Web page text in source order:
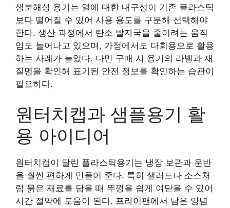
생분해성 용기는 열에 대한 내구성이 기존 플라스틱
보다 떨어질 수 있어 사용 용도를 구분해 선택해야
한다. 생산 과정에서 탄소 발자국을 줄이려는 움직
임도 늘어나고 있으며, 가정에서도 다회용으로 활용
하는 사례가 늘었다. 다만 구매 시 용기의 라벨과 재
질명을 확인해 표기된 안전 정보를 확인하는 습관이
필요하다.
원터치캡과 샘플용기 활
용 아이디어
원터치캡이 달린 플라스틱용기는 냉장 보관과 운반
을 훨씬 편하게 만들어 준다. 특히 샐러드나 소스처
럼 묽은 재료를 담을 때 뚜껑을 쉽게 여닫을 수 있어
시간 절약에 도움이 된다. 프라이팬에서 남은 양념